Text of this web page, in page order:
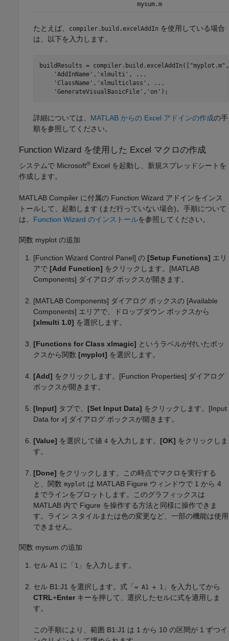
mysum.m
たとえば、 compiler.build.excelAddIn を使用している場合
は、以下を入力します。
buildResults = compiler.build.excelAddIn([ "myplot.m" ,
'AddInName' , 'xlmulti' ,
...
'ClassName' , 'xlmulticlass' ,
...
'GenerateVisualBasicFile' , 'on' );
詳細については、 MATLAB からの Excel アドインの作成の手
順を参照してください。
Function Wizard を使用した Excel マクロの作成
システムで Microsoft® Excel を起動し、新規スプレッドシートを
作成します。
MATLAB Compiler に付属の Function Wizard アドインをインス
トールして、起動します (まだ行っていない場合)。手順について
は、 Function Wizard のインストールを参照してください。
関数 myplot の追加
[Function Wizard Control Panel] の [Setup Functions] エリ
アで [Add Function] をクリックします。[MATLAB
Components] ダイアログ ボックスが開きます。
[MATLAB Components] ダイアログ ボックスの [Available
Components] エリアで、ドロップダウン ボックスから
[xlmulti 1.0] を選択します。
[Functions for Class xlmagic] というラベルが付いたボッ
クスから関数 [myplot] を選択します。
[Add] をクリックします。[Function Properties] ダイアログ
ボックスが開きます。
[Input] タブで、 [Set Input Data] をクリックします。[Input
Data for x] ダイアログ ボックスが開きます。
[Value] を選択して値 4 を入力します。 [OK] をクリックしま
す。
[Done] をクリックします。この時点でマクロを実行する
と、関数 myplot は MATLAB Figure ウィンドウで 1 から 4
までラインをプロットします。このグラフィックスは
MATLAB 内で Figure を操作する方法と同様に操作できま
す。ライン スタイルまたは色の変更など、一部の機能は使用
できません。
関数 mysum の追加
セル A1 に「 1 」を入力します。
セル B1:J1 を選択します。式「 = A1 + 1 」を入力してから
CTRL+Enter キーを押して、選択したセルに式を適用しま
す。
この手順により、範囲 B1:J1 は 1 から 10 の区間が 1 ずつイ